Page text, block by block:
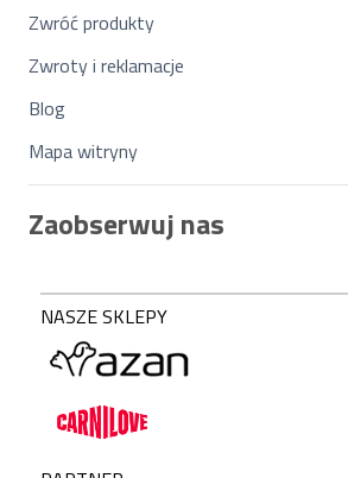
Zwróć produkty
Zwroty i reklamacje
Blog
Mapa witryny
Zaobserwuj nas
NASZE SKLEPY